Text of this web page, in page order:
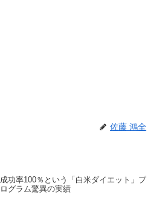
佐藤 鴻全
成功率100％という「白米ダイエット」プ
ログラム驚異の実績